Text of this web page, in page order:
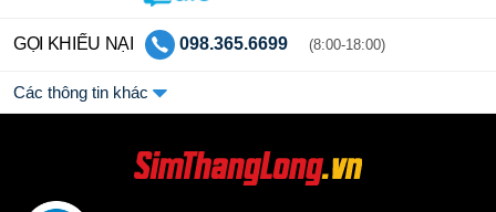
GỌI KHIẾU NẠI 098.365.6699 (8:00-18:00)
Các thông tin khác